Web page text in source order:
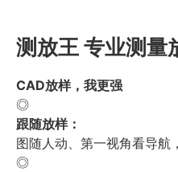
测放王 专业测量
CAD放样，我更强
◎
跟随放样：
图随人动、第一视角看导航
◎